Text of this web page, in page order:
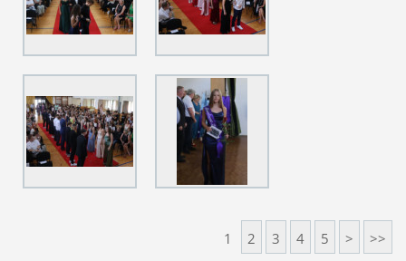
1 2 3 4 5 > >>